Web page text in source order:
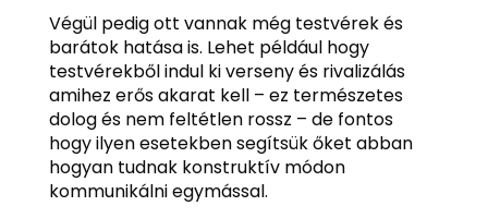
Végül pedig ott vannak még testvérek és
barátok hatása is. Lehet például hogy
testvérekből indul ki verseny és rivalizálás
amihez erős akarat kell – ez természetes
dolog és nem feltétlen rossz – de fontos
hogy ilyen esetekben segítsük őket abban
hogyan tudnak konstruktív módon
kommunikálni egymással.